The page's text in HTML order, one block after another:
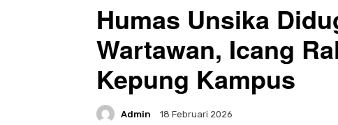
Humas Unsika
Wartawan, Icang
Kepung Kampus
Admin 18 Februari 2026